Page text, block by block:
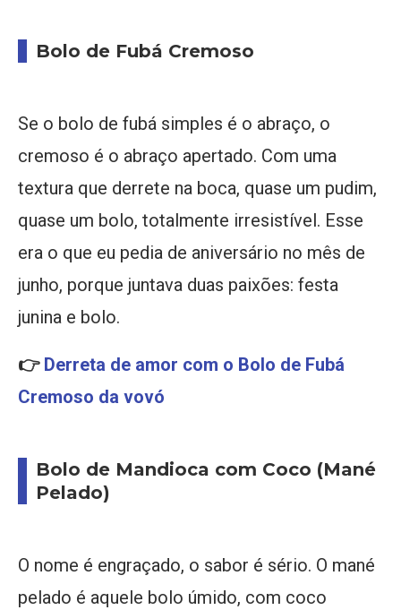
Bolo de Fubá Cremoso
Se o bolo de fubá simples é o abraço, o
cremoso é o abraço apertado. Com uma
textura que derrete na boca, quase um pudim,
quase um bolo, totalmente irresistível. Esse
era o que eu pedia de aniversário no mês de
junho, porque juntava duas paixões: festa
junina e bolo.
👉 Derreta de amor com o Bolo de Fubá
Cremoso da vovó
Bolo de Mandioca com Coco (Mané
Pelado)
O nome é engraçado, o sabor é sério. O mané
pelado é aquele bolo úmido, com coco